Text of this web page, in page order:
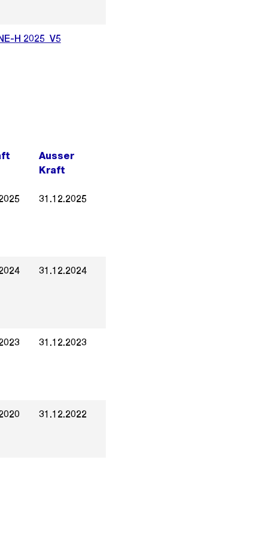
H 2025_V5
Ausser
Kraft
31.12.2025
31.12.2024
31.12.2023
31.12.2022